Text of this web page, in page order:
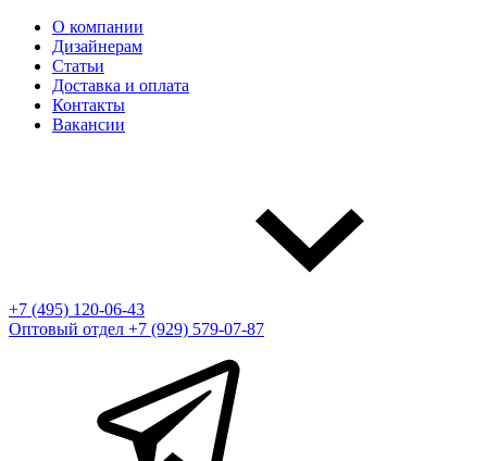
О компании
Дизайнерам
Статьи
Доставка и оплата
Контакты
Вакансии
+7 (495) 120-06-43
Оптовый отдел +7 (929) 579-07-87